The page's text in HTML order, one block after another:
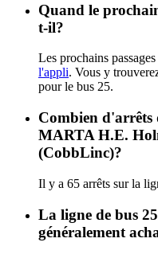
Quand le
t-il?
Les prochains
l'appli. Vous y
pour le bus 25.
Combien d'arrêts
MARTA H.E.
(CobbLinc)?
Il y a 65 arrêts sur la
La ligne de bus
généralement